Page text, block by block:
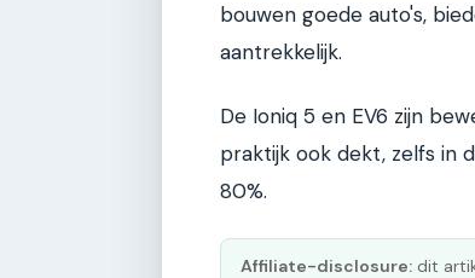
bouwen goede auto's,
aantrekkelijk.
De Ioniq 5 en EV6 zijn
praktijk ook dekt, zelfs in
80%.
Affiliate-disclosure: dit